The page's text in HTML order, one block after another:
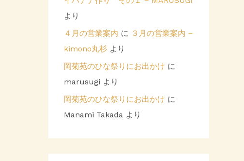
より
４月の営業案内 に ３月の営業案内 –
kimono丸杉 より
岡菊苑のひな祭りにお出かけ に
marusugi より
岡菊苑のひな祭りにお出かけ に
Manami Takada より